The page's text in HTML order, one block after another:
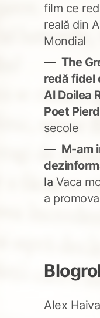
film ce
reală din
Mondial
The
redă fidel
Al Doilea
Poet
secole
M-am
la Vaca
a
Alex